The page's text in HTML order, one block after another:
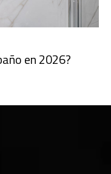
en 2026?